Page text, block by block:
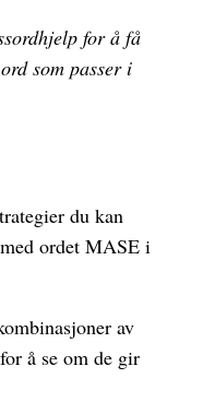
for å få
som passer i
du kan
ordet MASE i
av
å se om de gir